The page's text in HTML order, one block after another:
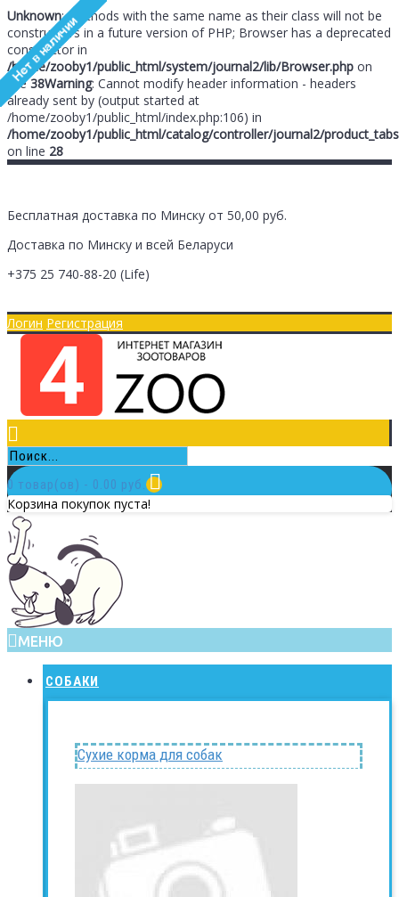
Unknown: Methods with the same name as their class will not be
constructors in a future version of PHP; Browser has a deprecated
constructor in
/home/zooby1/public_html/system/journal2/lib/Browser.php on
line38Warning: Cannot modify header information - headers
already sent by (output started at
/home/zooby1/public_html/index.php:106) in
/home/zooby1/public_html/catalog/controller/journal2/
on line 28
Бесплатная доставка по Минску от 50,00 руб.
Доставка по Минску и всей Беларуси
+375 25 740-88-20 (Life)
Логин Регистрация
0 товар(ов) - 0.00 руб.
Корзина покупок пуста!
МЕНЮ
СОБАКИ
Сухие корма для собак